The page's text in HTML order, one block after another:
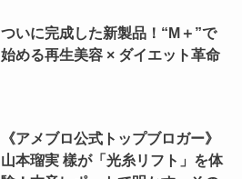
ついに完成した新製品！“M＋”で
始める再生美容 × ダイエット革命
《アメブロ公式トップブロガー》
山本瑠実 樣が「光糸リフト」を体